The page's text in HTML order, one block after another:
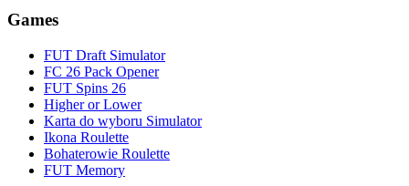
Games
FUT Draft Simulator
FC 26 Pack Opener
FUT Spins 26
Higher or Lower
Karta do wyboru Simulator
Ikona Roulette
Bohaterowie Roulette
FUT Memory